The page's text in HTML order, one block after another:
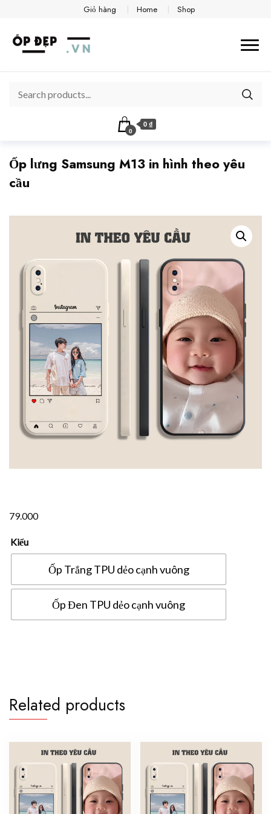
Giỏ hàng Home Shop
0
0 ₫
Ốp lưng Samsung M13 in hình theo yêu
cầu
79.000
Kiểu
Ốp Trắng TPU dẻo cạnh vuông
Ốp Đen TPU dẻo cạnh vuông
in
hình
yêu
quantity
Related products